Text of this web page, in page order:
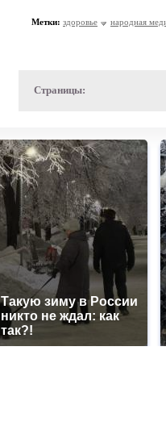
Метки: здоровье народная
Страницы:
Такую зиму в России
никто не ждал: как
так?!